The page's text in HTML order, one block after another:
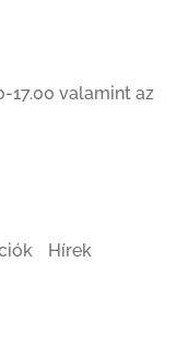
17.00 valamint az
Hírek